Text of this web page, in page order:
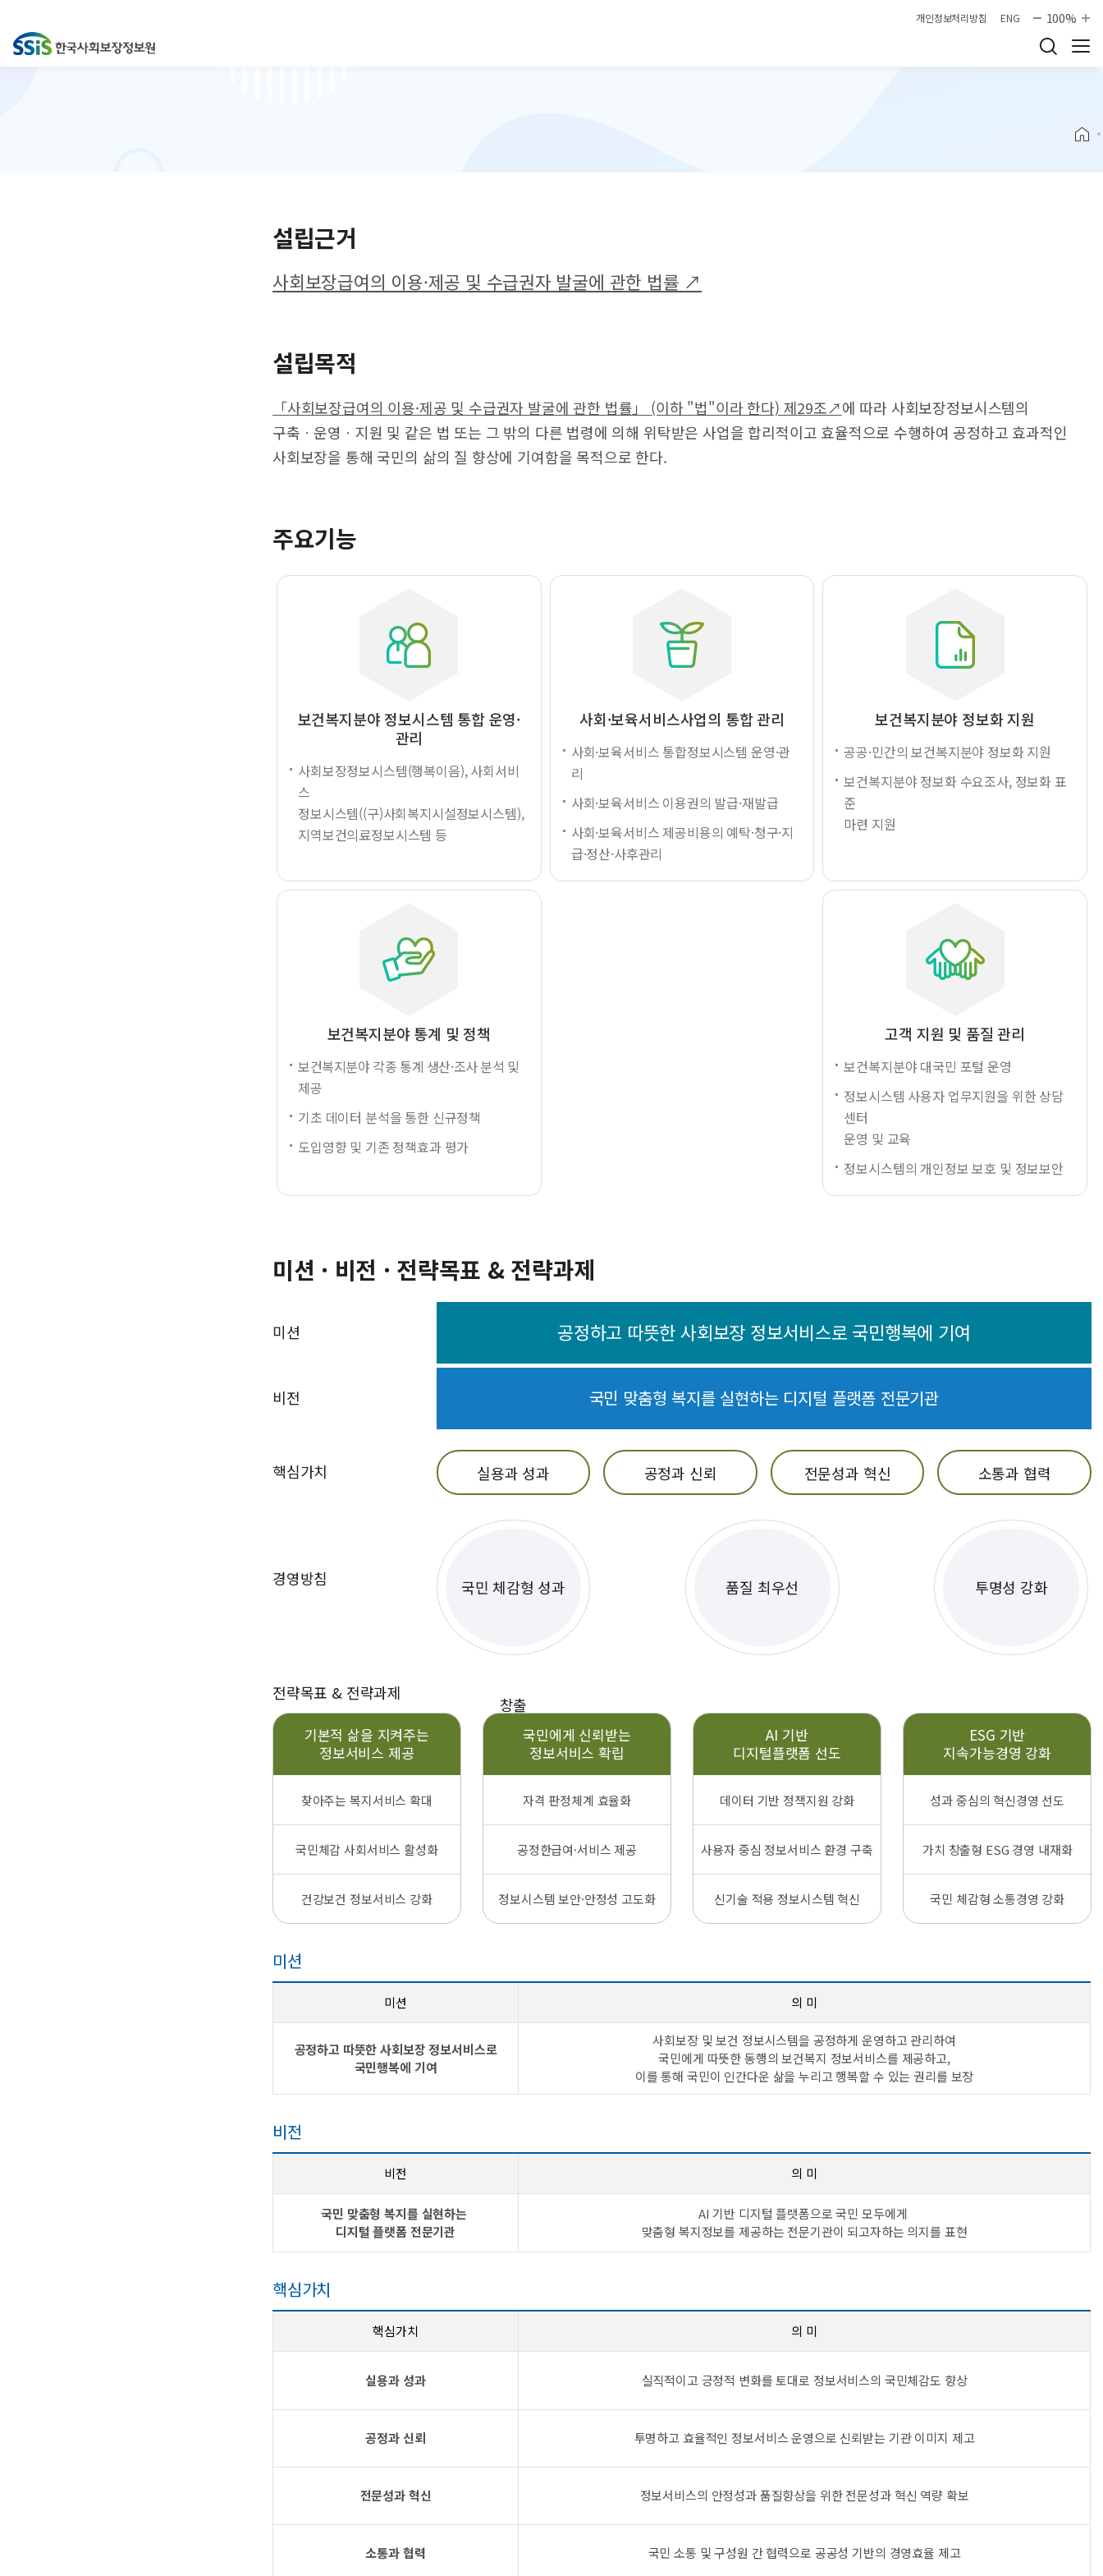
개인정보처리방침 ENG 100%
설립근거
사회보장급여의 이용·제공 및 수급권자 발굴에 관한 법률 ↗
설립목적
「사회보장급여의 이용·제공 및 수급권자 발굴에 관한 법률」 (이하 "법"이라 한다) 제29조↗에 따라 사회보장정보시스템의
구축ㆍ운영ㆍ지원 및 같은 법 또는 그 밖의 다른 법령에 의해 위탁받은 사업을 합리적이고 효율적으로 수행하여 공정하고 효과적인
사회보장을 통해 국민의 삶의 질 향상에 기여함을 목적으로 한다.
주요기능
보건복지분야 정보시스템 통합 운영·
관리
사회보장정보시스템(행복이음), 사회서비
스
정보시스템((구)사회복지시설정보시스템),
지역보건의료정보시스템 등
사회·보육서비스사업의 통합 관리
사회·보육서비스 통합정보시스템 운영·관
리
사회·보육서비스 이용권의 발급·재발급
사회·보육서비스 제공비용의 예탁·청구·지
급·정산·사후관리
보건복지분야 정보화 지원
공공·민간의 보건복지분야 정보화 지원
보건복지분야 정보화 수요조사, 정보화 표
준
마련 지원
보건복지분야 통계 및 정책
보건복지분야 각종 통계 생산·조사 분석 및
제공
기초 데이터 분석을 통한 신규정책
도입영향 및 기존 정책효과 평가
고객 지원 및 품질 관리
보건복지분야 대국민 포털 운영
정보시스템 사용자 업무지원을 위한 상담
센터
운영 및 교육
정보시스템의 개인정보 보호 및 정보보안
미션 · 비전 · 전략목표 & 전략과제
미션 공정하고 따뜻한 사회보장 정보서비스로 국민행복에 기여
비전 국민 맞춤형 복지를 실현하는 디지털 플랫폼 전문기관
핵심가치 실용과 성과 공정과 신뢰 전문성과 혁신 소통과 협력
경영방침 국민 체감형 성과
창출
품질 최우선 투명성 강화
전략목표 & 전략과제
기본적 삶을 지켜주는
정보서비스 제공
찾아주는 복지서비스 확대
국민체감 사회서비스 활성화
건강보건 정보서비스 강화
국민에게 신뢰받는
정보서비스 확립
자격 판정체계 효율화
공정한급여·서비스 제공
정보시스템 보안·안정성 고도화
AI 기반
디지털플랫폼 선도
데이터 기반 정책지원 강화
사용자 중심 정보서비스 환경 구축
신기술 적용 정보시스템 혁신
ESG 기반
지속가능경영 강화
성과 중심의 혁신경영 선도
가치 창출형 ESG 경영 내재화
국민 체감형 소통경영 강화
미션
미션 의 미
공정하고 따뜻한 사회보장 정보서비스로
국민행복에 기여
사회보장 및 보건 정보시스템을 공정하게 운영하고 관리하여
국민에게 따뜻한 동행의 보건복지 정보서비스를 제공하고,
이를 통해 국민이 인간다운 삶을 누리고 행복할 수 있는 권리를 보장
비전
비전 의 미
국민 맞춤형 복지를 실현하는
디지털 플랫폼 전문기관
AI 기반 디지털 플랫폼으로 국민 모두에게
맞춤형 복지정보를 제공하는 전문기관이 되고자하는 의지를 표현
핵심가치
핵심가치 의 미
실용과 성과 실직적이고 긍정적 변화를 토대로 정보서비스의 국민체감도 향상
공정과 신뢰 투명하고 효율적인 정보서비스 운영으로 신뢰받는 기관 이미지 제고
전문성과 혁신 정보서비스의 안정성과 품질향상을 위한 전문성과 혁신 역량 확보
소통과 협력 국민 소통 및 구성원 간 협력으로 공공성 기반의 경영효율 제고